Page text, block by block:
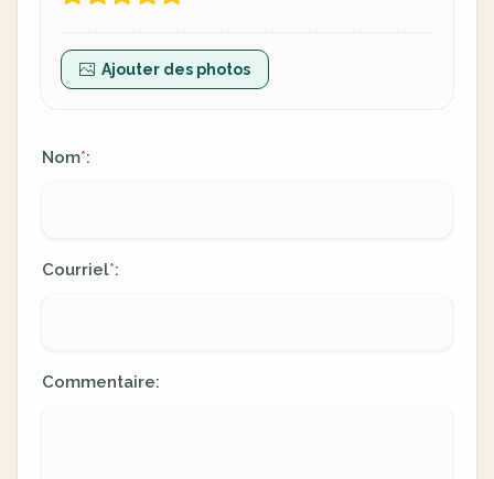
Ajouter des photos
Nom*:
Courriel*:
Commentaire: